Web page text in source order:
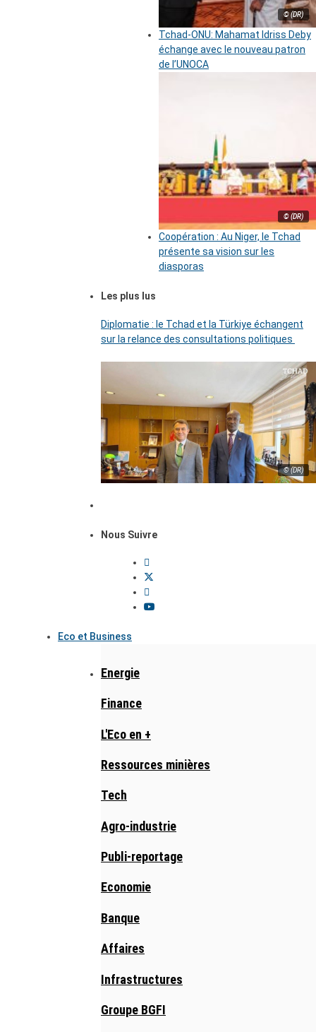
© (DR)
Tchad-ONU: Mahamat Idriss Deby
échange avec le nouveau patron
de l’UNOCA
© (DR)
Coopération : Au Niger, le Tchad
présente sa vision sur les
diasporas
Les plus lus
Diplomatie : le Tchad et la Türkiye échangent
sur la relance des consultations politiques
© (DR)
Nous Suivre
Eco et Business
Energie
Finance
L'Eco en +
Ressources minières
Tech
Agro-industrie
Publi-reportage
Economie
Banque
Affaires
Infrastructures
Groupe BGFI